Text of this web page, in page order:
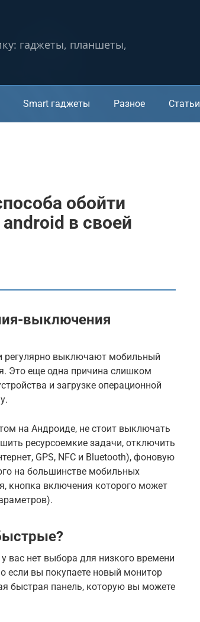
гаджеты, планшеты,
Smart гаджеты Разное Статьи
обойти
в своей
выключения
регулярно выключают мобильный
Это еще одна причина слишком
и загрузке операционной
на Андроиде, не стоит выключать
ресурсоемкие задачи, отключить
GPS, NFC и Bluetooth), фоновую
на большинстве мобильных
кнопка включения которого может
вас нет выбора для низкого времени
если вы покупаете новый монитор
быстрая панель, которую вы можете